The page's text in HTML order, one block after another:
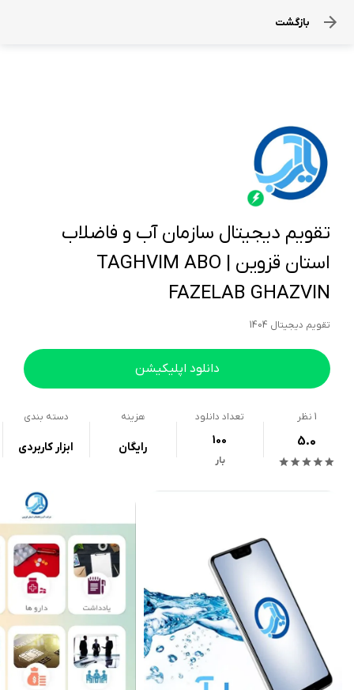
بازگشت
تقویم دیجیتال سازمان آب و فاضلاب
استان قزوین | TAGHVIM ABO
FAZELAB GHAZVIN
تقویم دیجیتال 1404
دانلود اپلیکیشن
1 نظر
5.0
تعداد دانلود
100
بار
هزینه
رایگان
دسته بندی
ابزار کاربردی